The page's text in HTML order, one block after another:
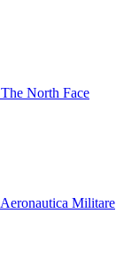
The North Face
Aeronautica Militare